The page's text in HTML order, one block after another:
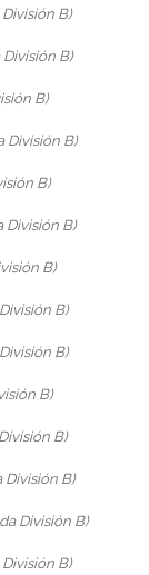
B)
B)
B)
División B)
B)
División B)
B)
B)
B)
B)
B)
División B)
División B)
B)